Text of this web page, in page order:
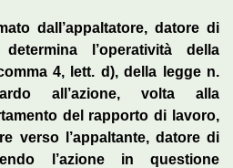
dall’appaltatore, datore di
l’operatività della
4, lett. d), della legge n.
all’azione, volta alla
del rapporto di lavoro,
verso l’appaltante, datore di
l’azione in questione